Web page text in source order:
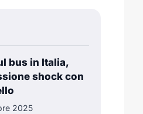
bus in Italia,
shock con
2025